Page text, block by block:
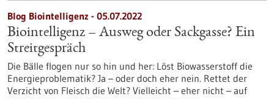
Blog Biointelligenz - 05.07.2022
Biointelligenz – Ausweg oder Sackgasse? Ein
Streitgespräch
Die Bälle flogen nur so hin und her: Löst Biowasserstoff die
Energieproblematik? Ja – oder doch eher nein. Rettet der
Verzicht von Fleisch die Welt? Vielleicht – eher nicht – auf